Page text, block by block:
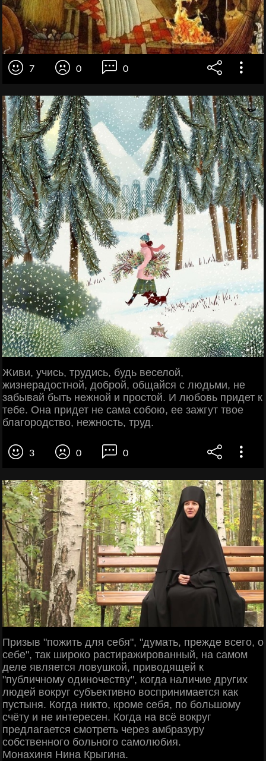
7 0 0
Живи, учись, трудись, будь веселой,
жизнерадостной, доброй, общайся с людьми, не
забывай быть нежной и простой. И любовь придет к
тебе. Она придет не сама собою, ее зажгут твое
благородство, нежность, труд.
3 0 0
Призыв "пожить для себя", "думать, прежде всего, о
себе", так широко растиражированный, на самом
деле является ловушкой, приводящей к
"публичному одиночеству", когда наличие других
людей вокруг субъективно воспринимается как
пустыня. Когда никто, кроме себя, по большому
счёту и не интересен. Когда на всё вокруг
предлагается смотреть через амбразуру
собственного больного самолюбия.
Монахиня Нина Крыгина.